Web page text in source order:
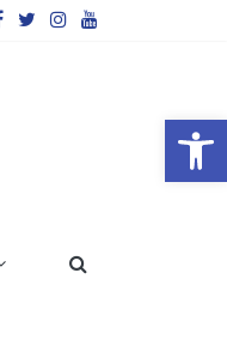
Barra de Ferramentas Aberta